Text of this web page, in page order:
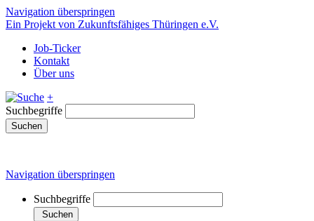
Navigation überspringen
Ein Projekt von Zukunftsfähiges Thüringen e.V.
Job-Ticker
Kontakt
Über uns
+
Suchbegriffe
Suchen
Navigation überspringen
Suchbegriffe
Suchen